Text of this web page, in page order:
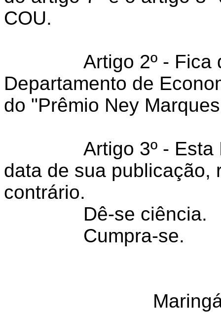
COU.
Artigo 2º -
Departamento de
do "Prêmio Ney
Artigo 3º -
data de sua publicação,
contrário.
Dê-se ciência.
Cumpra-se.